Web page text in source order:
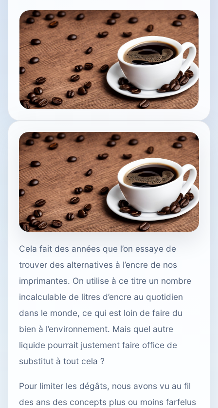
Cela fait des années que l’on essaye de
trouver des alternatives à l’encre de nos
imprimantes. On utilise à ce titre un nombre
incalculable de litres d’encre au quotidien
dans le monde, ce qui est loin de faire du
bien à l’environnement. Mais quel autre
liquide pourrait justement faire office de
substitut à tout cela ?
Pour limiter les dégâts, nous avons vu au fil
des ans des concepts plus ou moins farfelus